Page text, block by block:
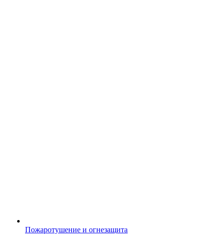
Пожаротушение и огнезащита